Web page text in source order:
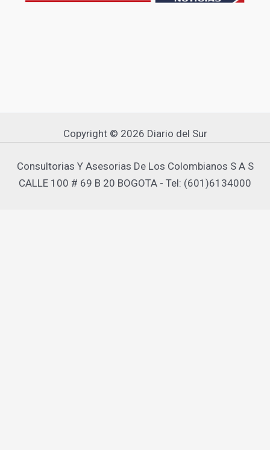
Copyright © 2026 Diario del Sur
Consultorias Y Asesorias De Los Colombianos S A S
CALLE 100 # 69 B 20 BOGOTA - Tel: (601)6134000